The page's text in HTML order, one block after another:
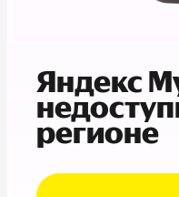
Яндекс
регионе